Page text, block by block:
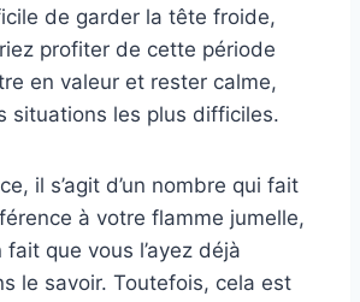
de garder la tête froide,
profiter de cette période
en valeur et rester calme,
situations les plus difficiles.
il s’agit d’un nombre qui fait
à votre flamme jumelle,
que vous l’ayez déjà
le savoir. Toutefois, cela est